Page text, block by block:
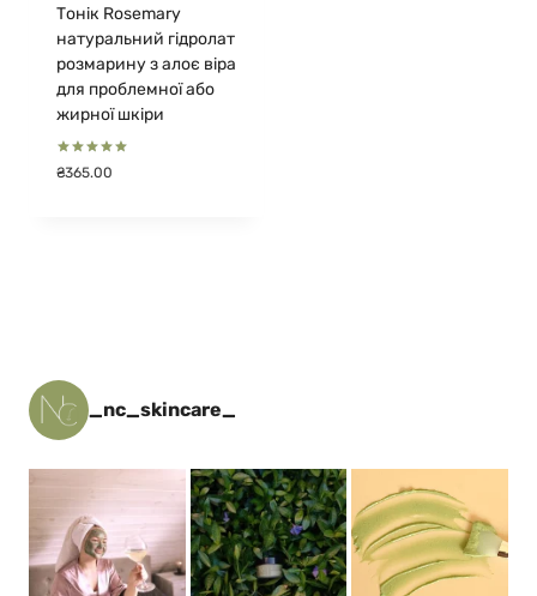
Тонік Rosemary
натуральний гідролат
розмарину з алоє віра
для проблемної або
жирної шкіри
Оцінено в
5.00
₴365.00
_nc_skincare_